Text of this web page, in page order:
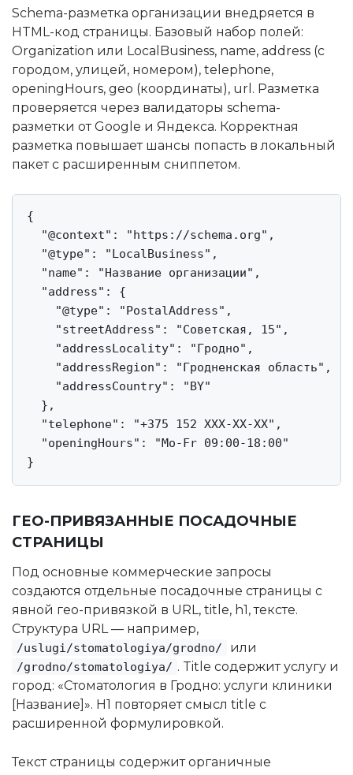
Schema-разметка организации внедряется в
HTML-код страницы. Базовый набор полей:
Organization или LocalBusiness, name, address (с
городом, улицей, номером), telephone,
openingHours, geo (координаты), url. Разметка
проверяется через валидаторы schema-
разметки от Google и Яндекса. Корректная
разметка повышает шансы попасть в локальный
пакет с расширенным сниппетом.
{
  "@context": "https://schema.org",
  "@type": "LocalBusiness",
  "name": "Название организации",
  "address": {
    "@type": "PostalAddress",
    "streetAddress": "Советская, 15",
    "addressLocality": "Гродно",
    "addressRegion": "Гродненская область",
    "addressCountry": "BY"
  },
  "telephone": "+375 152 XXX-XX-XX",
  "openingHours": "Mo-Fr 09:00-18:00"
}
ГЕО-ПРИВЯЗАННЫЕ ПОСАДОЧНЫЕ
СТРАНИЦЫ
Под основные коммерческие запросы
создаются отдельные посадочные страницы с
явной гео-привязкой в URL, title, h1, тексте.
Структура URL — например,
/uslugi/stomatologiya/grodno/ или
/grodno/stomatologiya/ . Title содержит услугу и
город: «Стоматология в Гродно: услуги клиники
[Название]». H1 повторяет смысл title с
расширенной формулировкой.
Текст страницы содержит органичные